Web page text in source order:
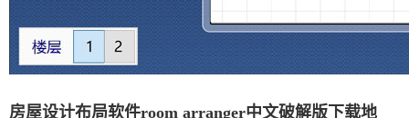
房屋设计布局软件room arranger中文破解版下载地